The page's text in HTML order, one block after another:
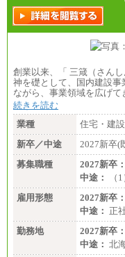
創業以来、「 三箴（さん
神を礎として、国内建設
ながら、事業領域を広げ
続きを読む
業種
住宅・建
新卒／中途
2027新卒(
募集職種
2027新卒：
中途：
（
雇用形態
2027新卒：
中途： 正
勤務地
2027新卒：
中途： 北